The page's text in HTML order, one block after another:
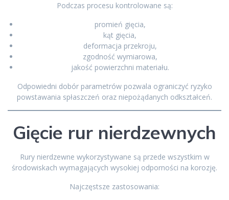
Podczas procesu kontrolowane są:
promień gięcia,
kąt gięcia,
deformacja przekroju,
zgodność wymiarowa,
jakość powierzchni materiału.
Odpowiedni dobór parametrów pozwala ograniczyć ryzyko
powstawania spłaszczeń oraz niepożądanych odkształceń.
Gięcie rur nierdzewnych
Rury nierdzewne wykorzystywane są przede wszystkim w
środowiskach wymagających wysokiej odporności na korozję.
Najczęstsze zastosowania: